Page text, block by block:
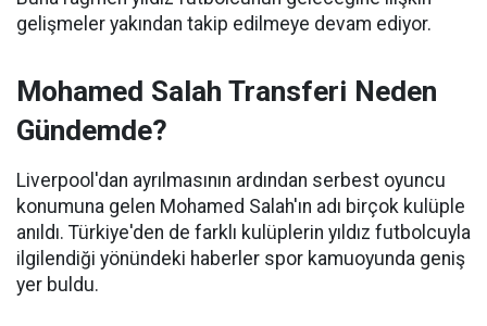
gelişmeler yakından takip edilmeye devam ediyor.
Mohamed Salah Transferi Neden
Gündemde?
Liverpool'dan ayrılmasının ardından serbest oyuncu
konumuna gelen Mohamed Salah'ın adı birçok kulüple
anıldı. Türkiye'den de farklı kulüplerin yıldız futbolcuyla
ilgilendiği yönündeki haberler spor kamuoyunda geniş
yer buldu.